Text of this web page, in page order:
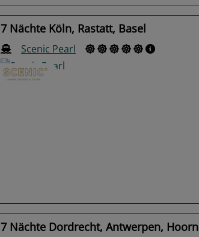
7 Nächte Köln, Rastatt, Basel
Scenic Pearl
7 Nächte Dordrecht, Antwerpen, Hoorn